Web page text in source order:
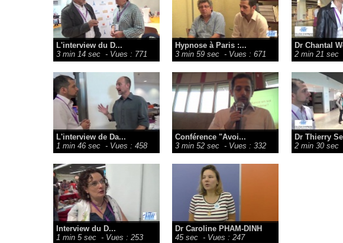
L'interview du D...
3 min 14 sec - Vues : 771
Hypnose à Paris :...
3 min 59 sec - Vues : 671
Dr Chantal
2 min 21 sec
L'interview de Da...
1 min 46 sec - Vues : 458
Conférence "Avoi...
3 min 52 sec - Vues : 332
Dr Thierry
2 min 30 sec
Interview du D...
1 min 5 sec - Vues : 253
Dr Caroline PHAM-DINH
45 sec - Vues : 247